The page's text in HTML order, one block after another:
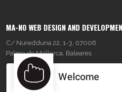
MA-NO WEB DESIGN AND
C/ Nuredduna 22, 1-3, 07006
Palma de Mallorca, Baleares
OUR COMPANY Welcome